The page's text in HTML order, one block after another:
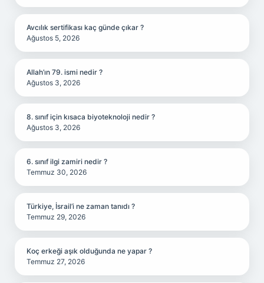
Avcılık sertifikası kaç günde çıkar ?
Ağustos 5, 2026
Allah’ın 79. ismi nedir ?
Ağustos 3, 2026
8. sınıf için kısaca biyoteknoloji nedir ?
Ağustos 3, 2026
6. sınıf ilgi zamiri nedir ?
Temmuz 30, 2026
Türkiye, İsrail’i ne zaman tanıdı ?
Temmuz 29, 2026
Koç erkeği aşık olduğunda ne yapar ?
Temmuz 27, 2026